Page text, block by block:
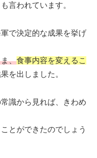
言われています。
で決定的な成果を挙げ
、食事内容を変えるこ
を出しました。
識から見れば、きわめ
とができたのでしょう